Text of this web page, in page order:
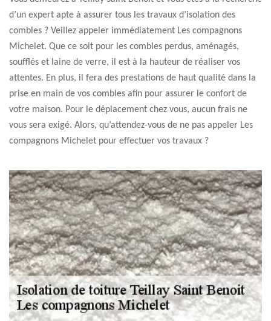
d’un expert apte à assurer tous les travaux d’isolation des
combles ? Veillez appeler immédiatement Les compagnons
Michelet. Que ce soit pour les combles perdus, aménagés,
soufflés et laine de verre, il est à la hauteur de réaliser vos
attentes. En plus, il fera des prestations de haut qualité dans la
prise en main de vos combles afin pour assurer le confort de
votre maison. Pour le déplacement chez vous, aucun frais ne
vous sera exigé. Alors, qu’attendez-vous de ne pas appeler Les
compagnons Michelet pour effectuer vos travaux ?